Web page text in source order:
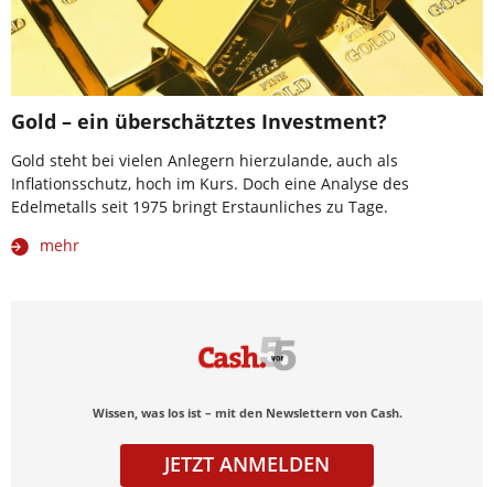
Gold – ein überschätztes Investment?
Gold steht bei vielen Anlegern hierzulande, auch als
Inflationsschutz, hoch im Kurs. Doch eine Analyse des
Edelmetalls seit 1975 bringt Erstaunliches zu Tage.
mehr
Wissen, was los ist – mit den Newslettern von Cash.
JETZT ANMELDEN